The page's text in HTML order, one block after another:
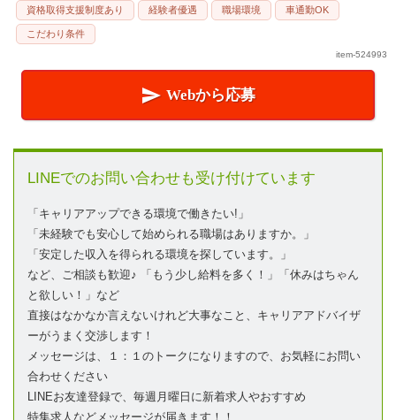
資格取得支援制度あり 経験者優遇 職場環境 車通勤OK
こだわり条件
item-524993
 Webから応募
LINEでのお問い合わせも受け付けています
「キャリアアップできる環境で働きたい!」
「未経験でも安心して始められる職場はありますか。」
「安定した収入を得られる環境を探しています。」
など、ご相談も歓迎♪ 「もう少し給料を多く！」「休みはちゃん
と欲しい！」など
直接はなかなか言えないけれど大事なこと、キャリアアドバイザ
ーがうまく交渉します！
メッセージは、１：１のトークになりますので、お気軽にお問い
合わせください
LINEお友達登録で、毎週月曜日に新着求人やおすすめ
特集求人などメッセージが届きます！！